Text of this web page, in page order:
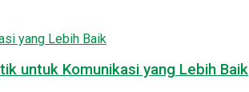
untuk Komunikasi yang Lebih Baik